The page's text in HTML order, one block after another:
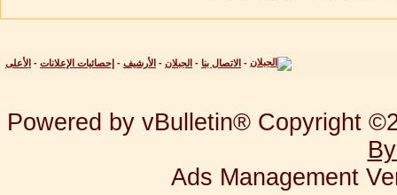
- الاتصال بنا - الجبلان - الأرشيف - إحصائيات الإعلانات - الأعلى
Powered by vBulletin® Copyright
Ads Management